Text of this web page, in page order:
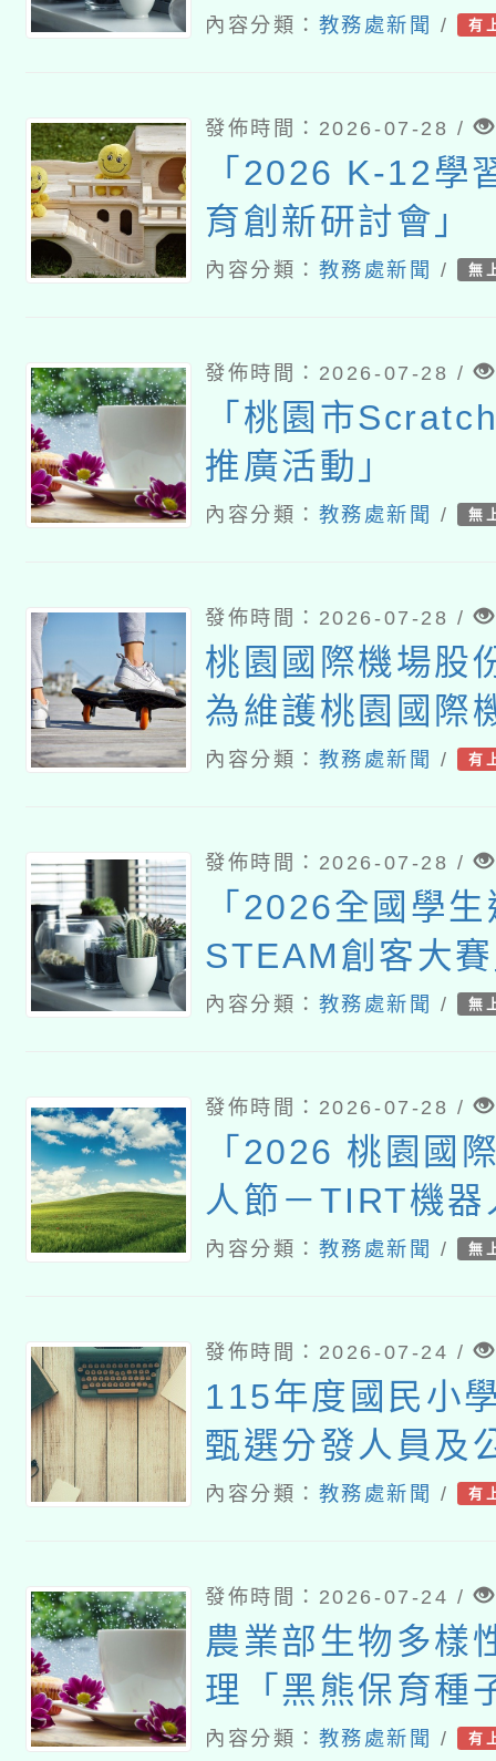
內容分類： 教務處新聞 / 有
發佈時間：2026-07-28 /
「2026 K-12學
育創新研討會」
內容分類： 教務處新聞 / 無
發佈時間：2026-07-28 /
「桃園市
推廣活動」
內容分類： 教務處新聞 / 無
發佈時間：2026-07-28 /
桃園國際機場股
為維護桃園國際
全，宣導各單位
制遙控無人機飛
內容分類： 教務處新聞 / 有
發佈時間：2026-07-28 /
「2026全國學
STEAM創客大
內容分類： 教務處新聞 / 無
發佈時間：2026-07-28 /
「2026 桃園國
人節－TIRT機
內容分類： 教務處新聞 / 無
發佈時間：2026-07-24 /
115年度國民小
甄選分發人員及
師專業培訓課程
內容分類： 教務處新聞 / 有
發佈時間：2026-07-24 /
農業部生物多樣
理「黑熊保育種
研習」
內容分類： 教務處新聞 / 有